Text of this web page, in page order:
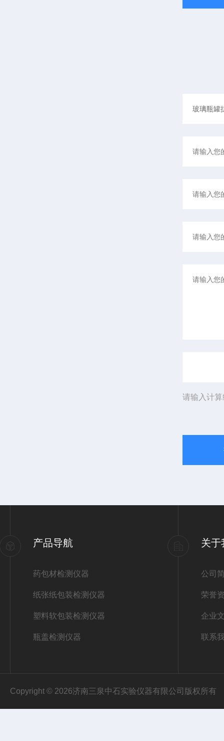
请输入计
产品导航
药包材检测仪器
纸张纸包装检测仪器
塑料软包装检测仪器
瓶盖检测仪器
关于
公司
荣誉
企业
联系
Copyright © 2026济南三泉中石实验仪器有限公司版权所有